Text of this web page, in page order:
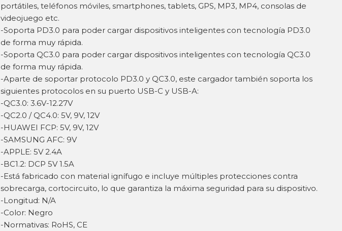
portátiles, teléfonos móviles, smartphones, tablets, GPS, MP3, MP4, consolas de
videojuego etc.
-Soporta PD3.0 para poder cargar dispositivos inteligentes con tecnología PD3.0
de forma muy rápida.
-Soporta QC3.0 para poder cargar dispositivos inteligentes con tecnología QC3.0
de forma muy rápida.
-Aparte de soportar protocolo PD3.0 y QC3.0, este cargador también soporta los
siguientes protocolos en su puerto USB-C y USB-A:
-QC3.0: 3.6V-12.27V
-QC2.0 / QC4.0: 5V, 9V, 12V
-HUAWEI FCP: 5V, 9V, 12V
-SAMSUNG AFC: 9V
-APPLE: 5V 2.4A
-BC1.2: DCP 5V 1.5A
-Está fabricado con material ignífugo e incluye múltiples protecciones contra
sobrecarga, cortocircuito, lo que garantiza la máxima seguridad para su dispositivo.
-Longitud: N/A
-Color: Negro
-Normativas: RoHS, CE